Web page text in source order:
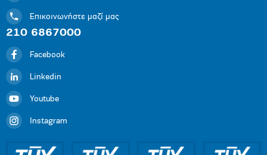
Επικοινωνήστε μαζί μας
210 6867000
Facebook
Linkedin
Youtube
Instagram